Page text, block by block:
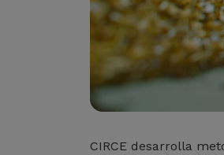
CIRCE desarrolla